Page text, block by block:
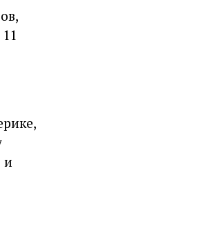
и